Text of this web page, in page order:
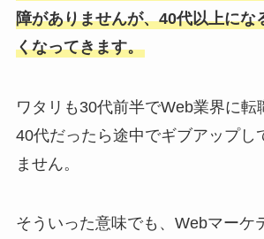
障がありませんが、40代以上にな
くなってきます。
ワタリも30代前半でWeb業界に転
40代だったら途中でギブアップし
ません。
そういった意味でも、Webマーケ